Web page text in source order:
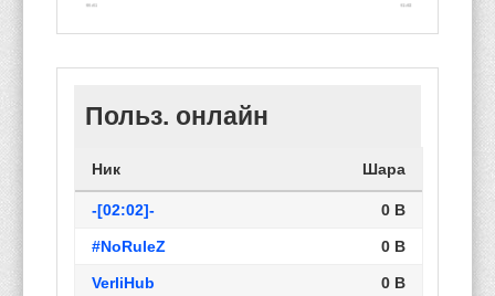
Польз. онлайн
Ник Шара
-[02:02]- 0 B
#NoRuleZ 0 B
VerliHub 0 B